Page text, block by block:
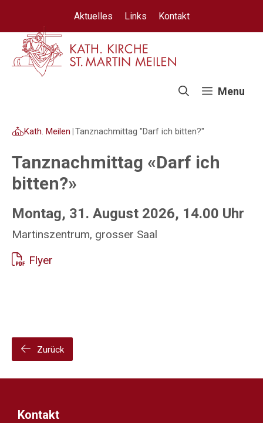
Inhalt
Aktuelles Links Kontakt
Menu
Kath. Meilen |Tanznachmittag "Darf ich bitten?"
Tanznachmittag «Darf ich
bitten?»
Montag, 31. August 2026, 14.00 Uhr
Martinszentrum, grosser Saal
Flyer
Zurück
Kontakt